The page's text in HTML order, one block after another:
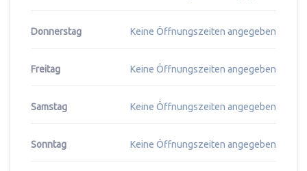
Donnerstag Keine Öffnungszeiten angegeben
Freitag Keine Öffnungszeiten angegeben
Samstag Keine Öffnungszeiten angegeben
Sonntag Keine Öffnungszeiten angegeben